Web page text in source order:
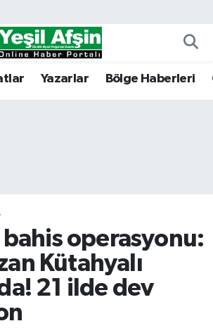
Yazarlar Bölge Haberleri
bahis operasyonu:
Kütahyalı
21 ilde dev
Nöbetçi Eczaneler